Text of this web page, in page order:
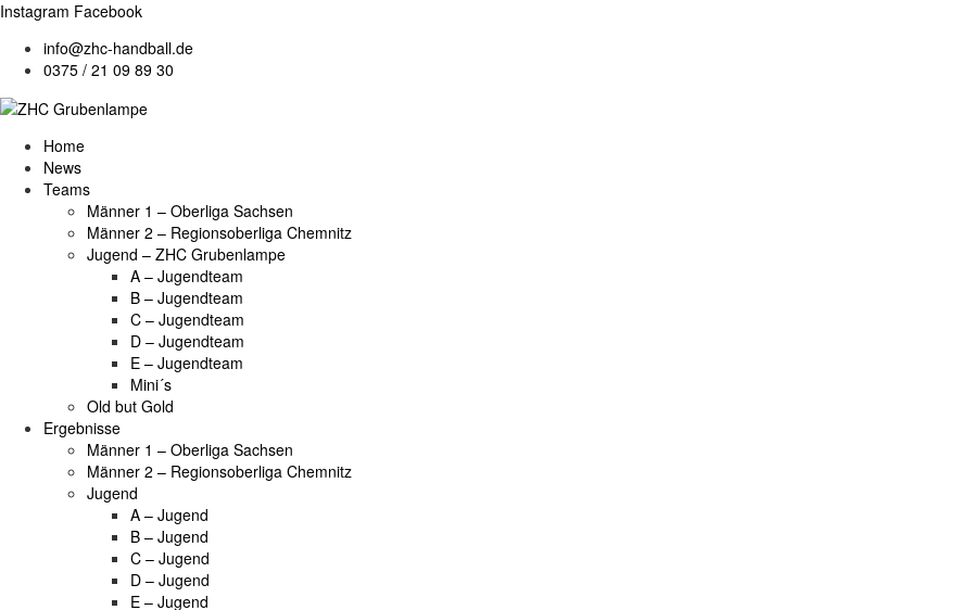
Instagram Facebook
info@zhc-handball.de
0375 / 21 09 89 30
Home
News
Teams
Männer 1 – Oberliga Sachsen
Männer 2 – Regionsoberliga Chemnitz
Jugend – ZHC Grubenlampe
A – Jugendteam
B – Jugendteam
C – Jugendteam
D – Jugendteam
E – Jugendteam
Mini´s
Old but Gold
Ergebnisse
Männer 1 – Oberliga Sachsen
Männer 2 – Regionsoberliga Chemnitz
Jugend
A – Jugend
B – Jugend
C – Jugend
D – Jugend
E – Jugend